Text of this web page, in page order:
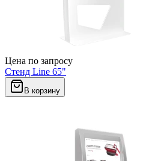
Цена по запросу
Стенд Line 65"
В корзину